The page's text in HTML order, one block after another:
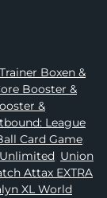
Ball Card Game,
Unlimited, Union
Attax EXTRA
XL World